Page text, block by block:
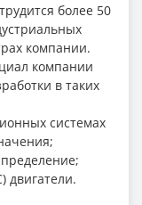
более 50
компании.
компании
в таких
системах
двигатели.